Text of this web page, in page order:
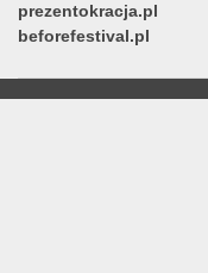
prezentokracja.pl
beforefestival.pl